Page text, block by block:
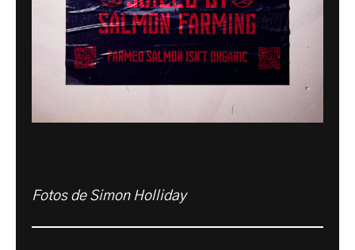
Fotos de Simon Holliday